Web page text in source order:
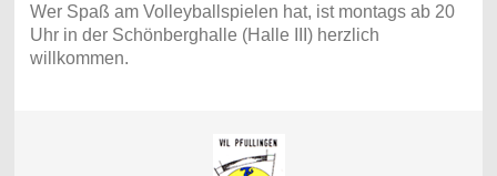
Wer Spaß am Volleyballspielen hat, ist montags ab 20
Uhr in der Schönberghalle (Halle III) herzlich
willkommen.